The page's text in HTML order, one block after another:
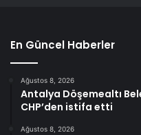
En Güncel Haberler
Ağustos 8, 2026
Antalya Döşemealtı
CHP’den istifa etti
Ağustos 8, 2026